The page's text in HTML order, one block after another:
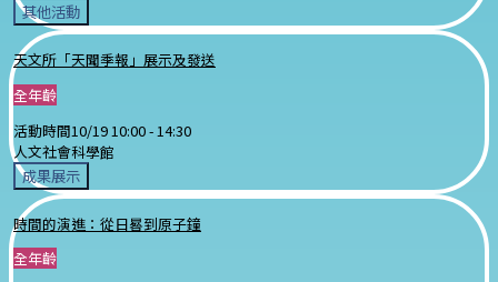
其他活動
天文所「天聞季報」展示及發送
全年齡
活動時間10/19 10:00 - 14:30
人文社會科學館
成果展示
時間的演進：從日晷到原子鐘
全年齡